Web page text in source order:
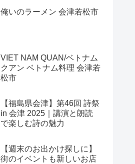
俺いのラーメン 会津若松市
VIET NAM QUAN/ベトナム
クアン ベトナム料理 会津若
松市
【福島県会津】第46回 詩祭
in 会津 2025｜講演と朗読
で楽しむ詩の魅力
【週末のお出かけ探しに】
街のイベントも新しいお店